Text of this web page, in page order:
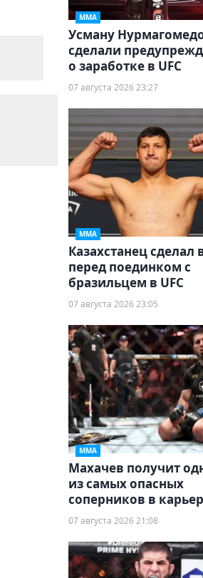
ММА
Усману
сделали
о заработке в UFC
07 августа 2026 23:27
ММА
Казахстанец сделал
перед поединком с
бразильцем в UFC
07 августа 2026 23:05
ММА
Махачев получит
из самых опасных
соперников в
07 августа 2026 21:08